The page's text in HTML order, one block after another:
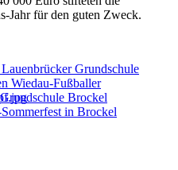
Jahr für den guten Zweck.
Grundschule
Wiedau-Fußballer
Brockel
in Brockel